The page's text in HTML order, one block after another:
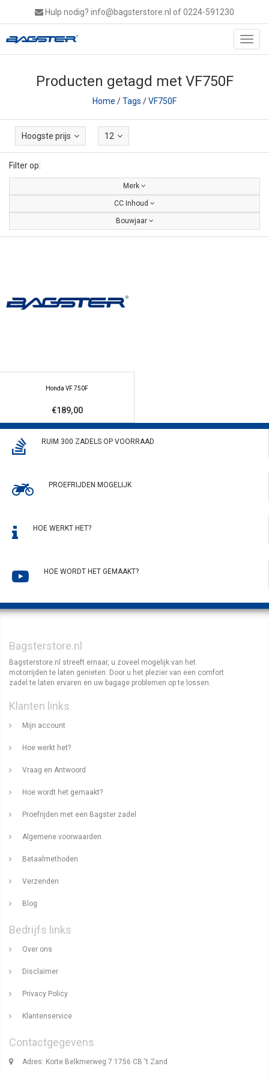
Hulp nodig? info@bagsterstore.nl of 0224-591230
Producten getagd met VF750F
Home /Tags /VF750F
Hoogste prijs 12
Filter op:
Merk
CC Inhoud
Bouwjaar
Honda VF 750F
€189,00
RUIM 300 ZADELS OP VOORRAAD
PROEFRIJDEN MOGELIJK
HOE WERKT HET?
HOE WORDT HET GEMAAKT?
Bagsterstore.nl
Bagsterstore.nl streeft ernaar, u zoveel mogelijk van het
motorrijden te laten genieten. Door u het plezier van een comfort
zadel te laten ervaren en uw bagage problemen op te lossen.
Klanten links
Mijn account
Hoe werkt het?
Vraag en Antwoord
Hoe wordt het gemaakt?
Proefrijden met een Bagster zadel
Algemene voorwaarden
Betaalmethoden
Verzenden
Blog
Bedrijfs links
Over ons
Disclaimer
Privacy Policy
Klantenservice
Contactgegevens
Adres: Korte Belkmerweg 7 1756 CB 't Zand